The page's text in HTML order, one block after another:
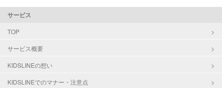
サービス
TOP
サービス概要
KIDSLINEの想い
KIDSLINEでのマナー・注意点